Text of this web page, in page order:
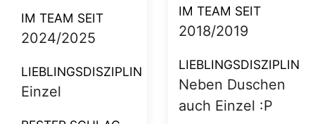
IM TEAM SEIT
2020/21
LIEBLINGSDISZIPLIN
Doppel
Workflow-
Administrator
IM TEAM SEIT
2007/08